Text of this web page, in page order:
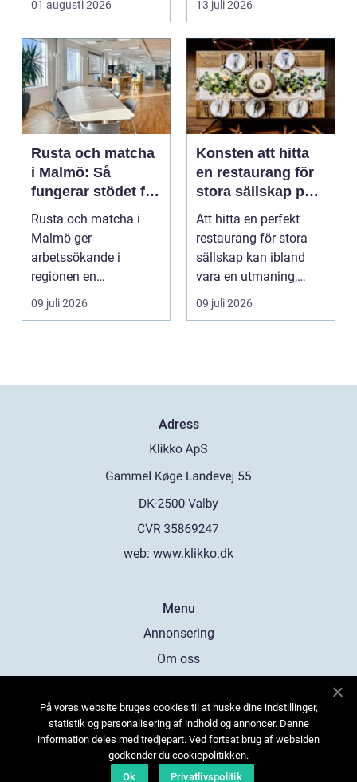
01 augusti 2026
formb...
13 juli 2026
Rusta och matcha
i Malmö: Så
fungerar stödet för
dig som söker
jobb
Rusta och matcha i
Malmö ger
arbetssökande i
regionen en
strukturerad och
personlig vä...
09 juli 2026
Konsten att hitta
en restaurang för
stora sällskap på
Östermalm i
Stockholm
Att hitta en perfekt
restaurang för stora
sällskap kan ibland
vara en utmaning,
särsk...
09 juli 2026
Adress
web: www.klikko.dk
Menu
Annonsering
Om oss
Kontakta oss
Sitemap
På vores website bruges cookies til at huske dine indstillinger,
statistik og personalisering af indhold og annoncer. Denne
information deles med tredjepart. Ved fortsat brug af websiden
godkender du cookiepolitikken.
Ok
Privatlivspolitik